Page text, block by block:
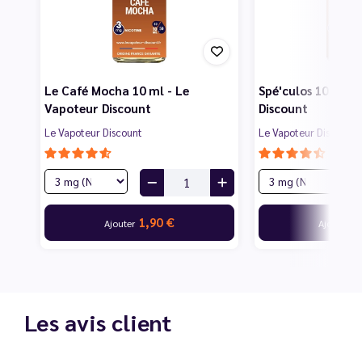
Le Café Mocha 10 ml - Le
Vapoteur Discount
Le Vapoteur Discount
Ajouter 1,90 €
Spé'culos 10 ml -
Discount
Le Vapoteur Discount
Ajouter
Les avis client